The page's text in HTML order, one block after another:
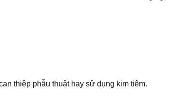
thiệp phẫu thuật hay sử dụng kim tiêm.